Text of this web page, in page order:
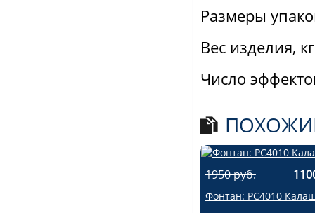
Размеры
Вес изделия,
Число
1950 руб.
Фонтан: РС4010